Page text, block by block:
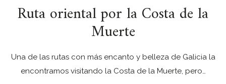
Ruta oriental por la Costa de la
Muerte
Una de las rutas con más encanto y belleza de Galicia la
encontramos visitando la Costa de la Muerte, pero…